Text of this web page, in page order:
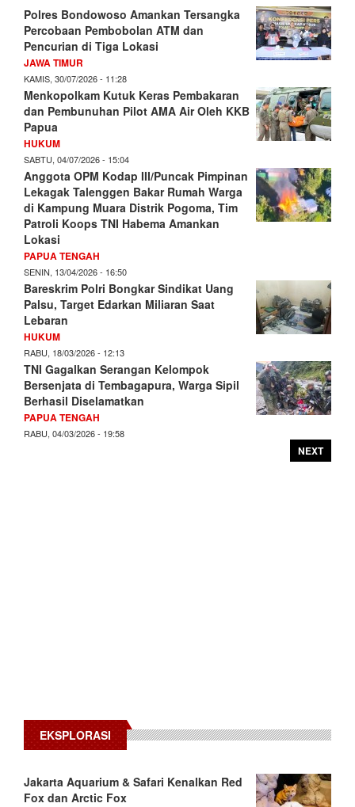
Polres Bondowoso Amankan Tersangka
Percobaan Pembobolan ATM dan
Pencurian di Tiga Lokasi
JAWA TIMUR
KAMIS, 30/07/2026 - 11:28
Menkopolkam Kutuk Keras Pembakaran
dan Pembunuhan Pilot AMA Air Oleh KKB
Papua
HUKUM
SABTU, 04/07/2026 - 15:04
Anggota OPM Kodap III/Puncak Pimpinan
Lekagak Talenggen Bakar Rumah Warga
di Kampung Muara Distrik Pogoma, Tim
Patroli Koops TNI Habema Amankan
Lokasi
PAPUA TENGAH
SENIN, 13/04/2026 - 16:50
Bareskrim Polri Bongkar Sindikat Uang
Palsu, Target Edarkan Miliaran Saat
Lebaran
HUKUM
RABU, 18/03/2026 - 12:13
TNI Gagalkan Serangan Kelompok
Bersenjata di Tembagapura, Warga Sipil
Berhasil Diselamatkan
PAPUA TENGAH
RABU, 04/03/2026 - 19:58
NEXT
EKSPLORASI
Jakarta Aquarium & Safari Kenalkan Red
Fox dan Arctic Fox